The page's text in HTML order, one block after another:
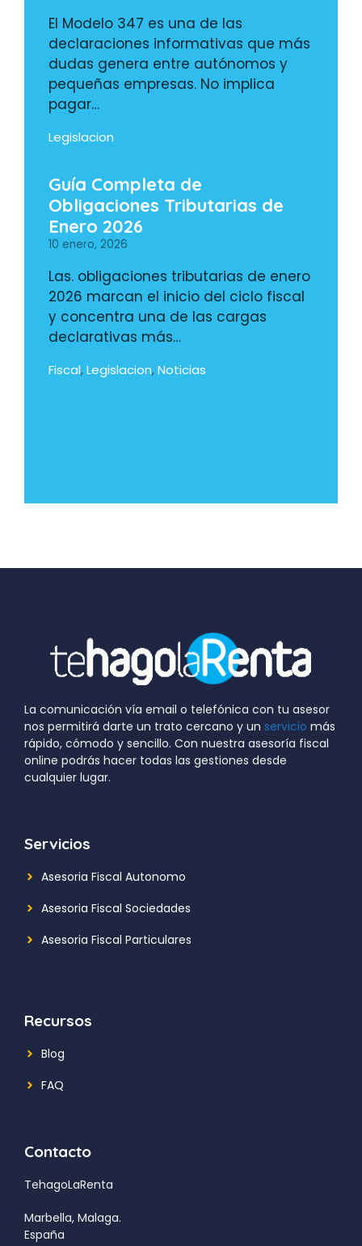
El Modelo 347 es una de las
declaraciones informativas que más
dudas genera entre autónomos y
pequeñas empresas. No implica
pagar…
Legislacion
Guía Completa de
Obligaciones Tributarias de
Enero 2026
10 enero, 2026
Las. obligaciones tributarias de enero
2026 marcan el inicio del ciclo fiscal
y concentra una de las cargas
declarativas más…
Fiscal, Legislacion, Noticias
La comunicación vía email o telefónica con tu asesor
nos permitirá darte un trato cercano y un servicio más
rápido, cómodo y sencillo. Con nuestra asesoría fiscal
online podrás hacer todas las gestiones desde
cualquier lugar.
Servicios
Asesoria Fiscal Autonomo
Asesoria Fiscal Sociedades
Asesoria Fiscal Particulares
Recursos
Blog
FAQ
Contacto
TehagoLaRenta
Marbella, Malaga.
España